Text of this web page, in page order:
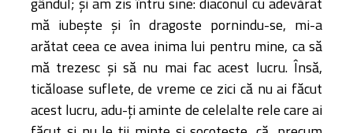
mă iubeşte şi în dragoste pornindu-se, mi-a
arătat ceea ce avea inima lui pentru mine, ca să
mă trezesc şi să nu mai fac acest lucru. Însă,
ticăloase suflete, de vreme ce zici că nu ai făcut
acest lucru, adu-ţi aminte de celelalte rele care ai